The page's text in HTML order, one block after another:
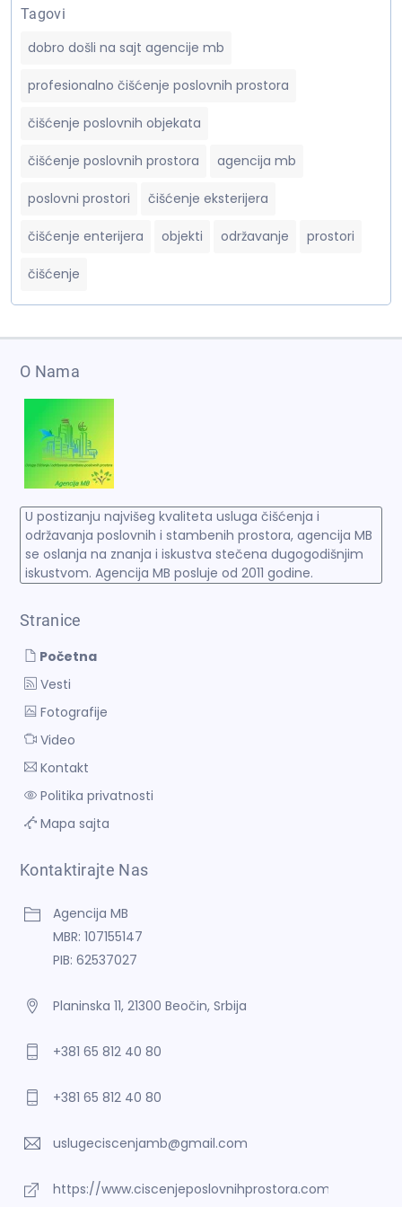
Tagovi
dobro došli na sajt agencije mb
profesionalno čišćenje poslovnih prostora
čišćenje poslovnih objekata
čišćenje poslovnih prostora agencija mb
poslovni prostori čišćenje eksterijera
čišćenje enterijera objekti održavanje prostori
čišćenje
O Nama
U postizanju najvišeg kvaliteta usluga čišćenja i
održavanja poslovnih i stambenih prostora, agencija MB
se oslanja na znanja i iskustva stečena dugogodišnjim
iskustvom. Agencija MB posluje od 2011 godine.
Stranice
Početna
Vesti
Fotografije
Video
Kontakt
Politika privatnosti
Mapa sajta
Kontaktirajte Nas
Agencija MB
MBR: 107155147
PIB: 62537027
Planinska 11, 21300 Beočin, Srbija
+381 65 812 40 80
+381 65 812 40 80
uslugeciscenjamb@gmail.com
https://www.ciscenjeposlovnihprostora.com